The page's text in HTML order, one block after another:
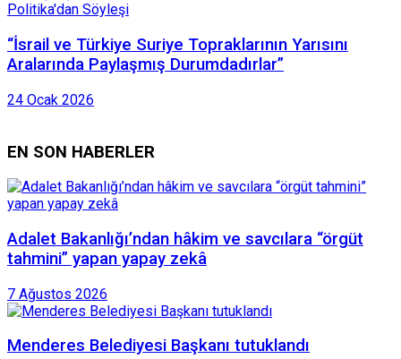
Politika'dan Söyleşi
“İsrail ve Türkiye Suriye Topraklarının Yarısını
Aralarında Paylaşmış Durumdadırlar”
24 Ocak 2026
EN SON HABERLER
Adalet Bakanlığı’ndan hâkim ve savcılara “örgüt
tahmini” yapan yapay zekâ
7 Ağustos 2026
Menderes Belediyesi Başkanı tutuklandı